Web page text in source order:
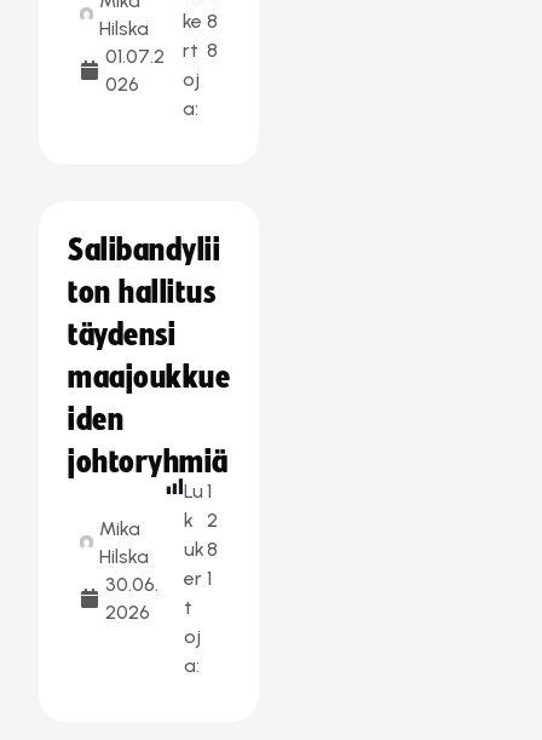
Hilska
01.07.2
026
ke
rt
oj
a:
8
8
Salibandylii
ton hallitus
täydensi
maajoukkue
iden
johtoryhmiä
Mika
Hilska
30.06.
2026
Lu
k
uk
er
t
oj
a:
1
2
8
1